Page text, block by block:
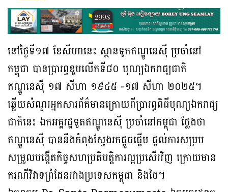
នៅថ្ងៃទី១៧ ខែសីហានេះ ស្ថានទូតឥណ្ឌូនេស៊ី ប្រចាំនៅ
កម្ពុជា បានប្រារព្ធខួបលើកទី៨០ បុណ្យឯករាជ្យជាតិ
ឥណ្ឌូនេស៊ី ១៧ សីហា ១៩៤៥ -១៧ សីហា ២០២៥។
ឆ្លើយសំណួរអ្នកសារព័ត៌មានក្រោយពីប្រារព្ធពិធីបុណ្យឯករាជ្យ
ជាតិនេះ ឯកអគ្គរដ្ឋទូតឥណ្ឌូនេស៊ី ប្រចាំនៅកម្ពុជា ថ្លែងថា
ឥណ្ឌូនេស៊ី បាននឹងកំពុងស្វែងរកផ្តួចផ្តើម ផ្តល់ការសម្រប
សម្រួលបង្កើតកិច្ចសហប្រតិបត្តិការល្អប្រសើរវិញ ក្រោយមាន
ករណីវិវាទព្រំដែនរវាងប្រទេសកម្ពុជា និងថៃ។